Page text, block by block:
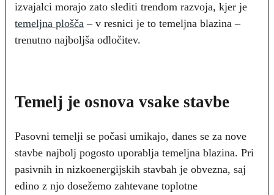
izvajalci morajo zato slediti trendom razvoja, kjer je
temeljna plošča – v resnici je to temeljna blazina –
trenutno najboljša odločitev.
Temelj je osnova vsake stavbe
Pasovni temelji se počasi umikajo, danes se za nove
stavbe najbolj pogosto uporablja temeljna blazina. Pri
pasivnih in nizkoenergijskih stavbah je obvezna, saj
edino z njo dosežemo zahtevane toplotne